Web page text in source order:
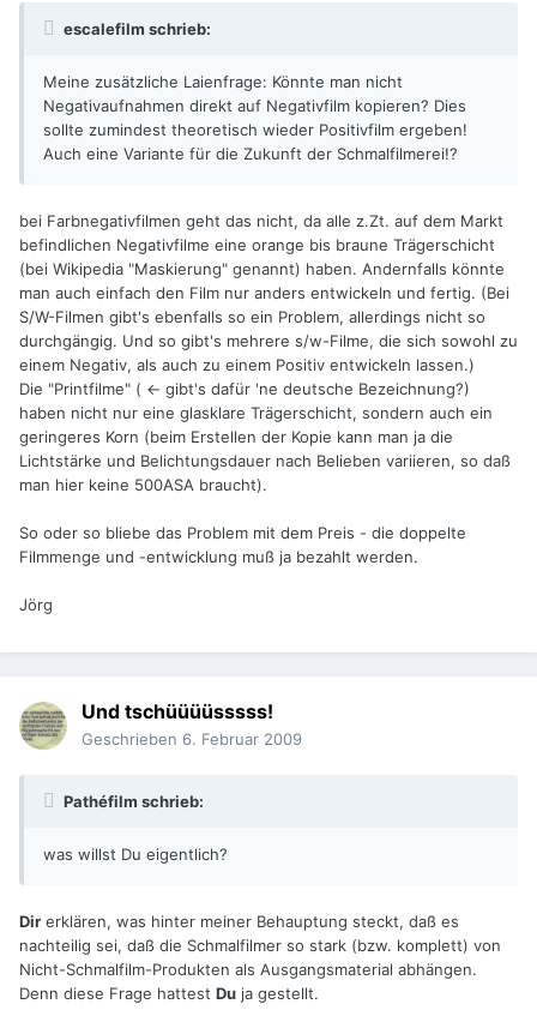
escalefilm schrieb:
Meine zusätzliche Laienfrage: Könnte man nicht
Negativaufnahmen direkt auf Negativfilm kopieren? Dies
sollte zumindest theoretisch wieder Positivfilm ergeben!
Auch eine Variante für die Zukunft der Schmalfilmerei!?
bei Farbnegativfilmen geht das nicht, da alle z.Zt. auf dem Markt
befindlichen Negativfilme eine orange bis braune Trägerschicht
(bei Wikipedia "Maskierung" genannt) haben. Andernfalls könnte
man auch einfach den Film nur anders entwickeln und fertig. (Bei
S/W-Filmen gibt's ebenfalls so ein Problem, allerdings nicht so
durchgängig. Und so gibt's mehrere s/w-Filme, die sich sowohl zu
einem Negativ, als auch zu einem Positiv entwickeln lassen.)
Die "Printfilme" ( <- gibt's dafür 'ne deutsche Bezeichnung?)
haben nicht nur eine glasklare Trägerschicht, sondern auch ein
geringeres Korn (beim Erstellen der Kopie kann man ja die
Lichtstärke und Belichtungsdauer nach Belieben variieren, so daß
man hier keine 500ASA braucht).
So oder so bliebe das Problem mit dem Preis - die doppelte
Filmmenge und -entwicklung muß ja bezahlt werden.
Jörg
Und tschüüüüsssss!
Geschrieben 6. Februar 2009
Pathéfilm schrieb:
was willst Du eigentlich?
Dir erklären, was hinter meiner Behauptung steckt, daß es
nachteilig sei, daß die Schmalfilmer so stark (bzw. komplett) von
Nicht-Schmalfilm-Produkten als Ausgangsmaterial abhängen.
Denn diese Frage hattest Du ja gestellt.